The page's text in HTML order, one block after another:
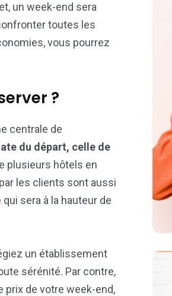
un week-end sera
toutes les
vous pourrez
?
centrale de
du départ, celle de
plusieurs hôtels en
les clients sont aussi
qui sera à la hauteur de
un établissement
sérénité. Par contre,
prix de votre week-end,